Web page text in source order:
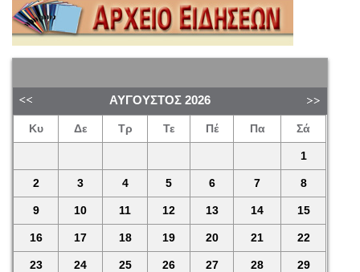
ΑΎΓΟΥΣΤΟΣ 2026
Κυ Δε Τρ Τε Πέ Πα Σά
1
2 3 4 5 6 7 8
9 10 11 12 13 14 15
16 17 18 19 20 21 22
23 24 25 26 27 28 29